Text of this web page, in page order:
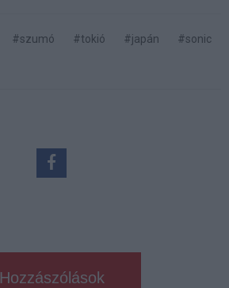
#szumó #tokió #japán
#sonic
Hozzászólások